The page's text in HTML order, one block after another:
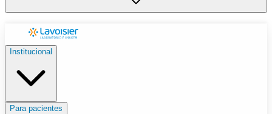
Institucional
Para pacientes